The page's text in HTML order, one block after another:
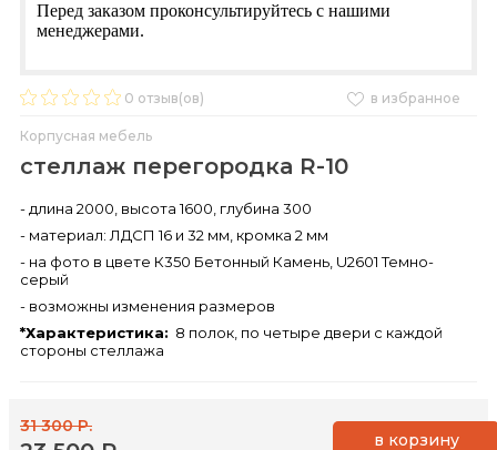
Перед заказом проконсультируйтесь с нашими
менеджерами.
- длина 2000, высота 1600, глубина 300
- материал: ЛДСП 16 и 32 мм, кромка 2 мм
- на фото в цвете К350 Бетонный Камень, U2601 Темно-
серый
- возможны изменения размеров
*Характеристика: 8 полок, по четыре двери с каждой
стороны стеллажа
0 отзыв(ов) в избранное
Корпусная мебель
стеллаж перегородка R-10
31 300 Р.
в корзину